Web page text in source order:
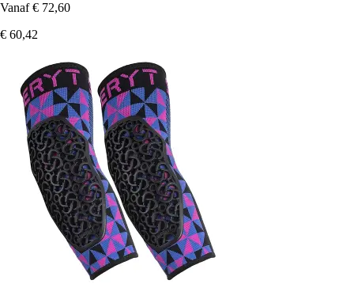
Vanaf € 72,60
€ 60,42